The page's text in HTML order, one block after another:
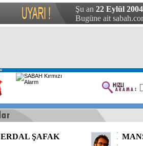
Şu an 22 Eylül
Bugüne ait
ERDAL ŞAFAK